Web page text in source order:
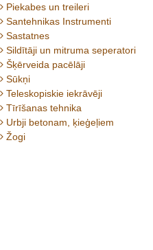
Piekabes un treileri
Santehnikas Instrumenti
Sastatnes
Sildītāji un mitruma seperatori
Šķērveida pacēlāji
Sūkņi
Teleskopiskie iekrāvēji
Tīrīšanas tehnika
Urbji betonam, ķieģeļiem
Žogi